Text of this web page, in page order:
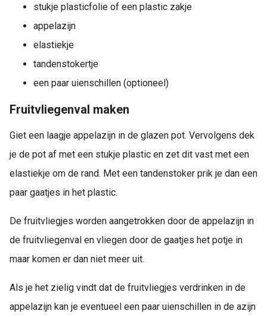
stukje plasticfolie of een plastic zakje
appelazijn
elastiekje
tandenstokertje
een paar uienschillen (optioneel)
Fruitvliegenval maken
Giet een laagje appelazijn in de glazen pot. Vervolgens dek
je de pot af met een stukje plastic en zet dit vast met een
elastiekje om de rand. Met een tandenstoker prik je dan een
paar gaatjes in het plastic.
De fruitvliegjes worden aangetrokken door de appelazijn in
de fruitvliegenval en vliegen door de gaatjes het potje in
maar komen er dan niet meer uit.
Als je het zielig vindt dat de fruitvliegjes verdrinken in de
appelazijn kan je eventueel een paar uienschillen in de azijn